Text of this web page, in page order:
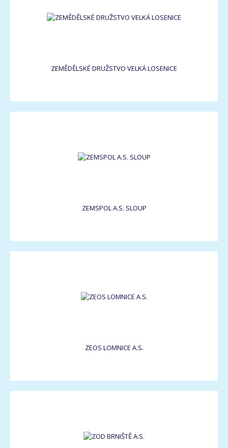
ZEMĚDĚLSKÉ DRUŽSTVO VELKÁ LOSENICE
ZEMSPOL A.S. SLOUP
ZEOS LOMNICE A.S.